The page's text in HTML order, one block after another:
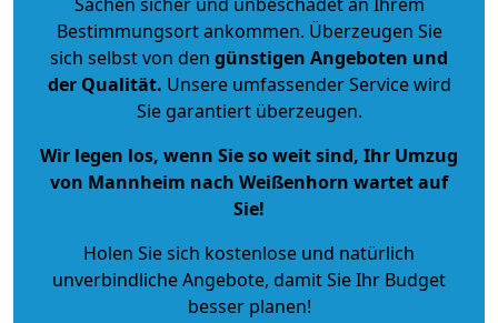
Bestimmungsort ankommen. Überzeugen Sie
sich selbst von den günstigen Angeboten und
der Qualität. Unsere umfassender Service wird
Sie garantiert überzeugen.
Wir legen los, wenn Sie so weit sind, Ihr Umzug
von Mannheim nach Weißenhorn wartet auf
Sie!
Holen Sie sich kostenlose und natürlich
unverbindliche Angebote, damit Sie Ihr Budget
besser planen!